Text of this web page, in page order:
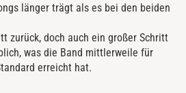
länger trägt als es bei den beiden
zurück, doch auch ein großer Schritt
was die Band mittlerweile für
erreicht hat.